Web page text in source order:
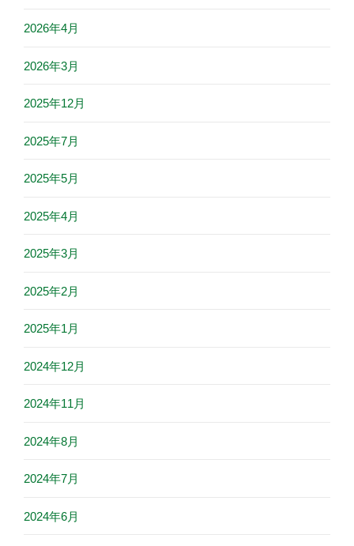
2026年4月
2026年3月
2025年12月
2025年7月
2025年5月
2025年4月
2025年3月
2025年2月
2025年1月
2024年12月
2024年11月
2024年8月
2024年7月
2024年6月